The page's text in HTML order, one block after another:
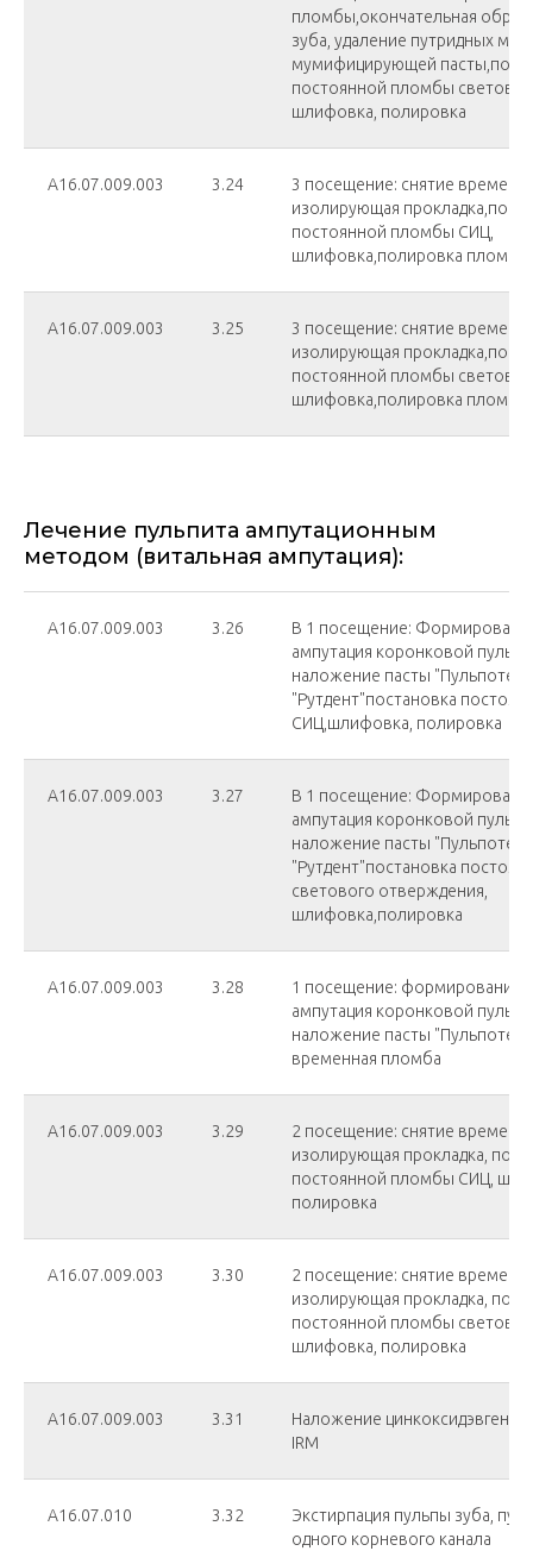
пломбы,окончательная
зуба, удаление путридных
мумифицирующей
постоянной пломбы
шлифовка, полировка
А16.07.009.003 3.24
3 посещение: снятие
изолирующая
постоянной пломбы СИЦ,
шлифовка,полировка пломбы
А16.07.009.003 3.25
3 посещение: снятие
изолирующая
постоянной пломбы
шлифовка,полировка пломбы
Лечение пульпита ампутационным
методом (витальная ампутация):
А16.07.009.003 3.26
В 1 посещение:
ампутация коронковой
наложение пасты "Пульпотек",
"Рутдент"постановка
СИЦ,шлифовка, полировка
А16.07.009.003 3.27
В 1 посещение:
ампутация коронковой
наложение пасты "Пульпотек",
"Рутдент"постановка
светового отверждения,
шлифовка,полировка
А16.07.009.003 3.28
1 посещение: формирование
ампутация коронковой
наложение пасты
временная пломба
А16.07.009.003 3.29
2 посещение: снятие
изолирующая прокладка,
постоянной пломбы СИЦ,
полировка
А16.07.009.003 3.30
2 посещение: снятие
изолирующая прокладка,
постоянной пломбы
шлифовка, полировка
А16.07.009.003 3.31
Наложение
IRM
A16.07.010 3.32
Экстирпация пульпы зуба,
одного корневого канала